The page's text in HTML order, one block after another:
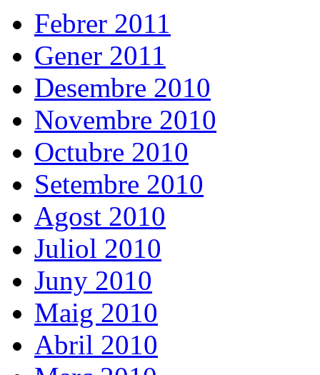
Febrer 2011
Gener 2011
Desembre 2010
Novembre 2010
Octubre 2010
Setembre 2010
Agost 2010
Juliol 2010
Juny 2010
Maig 2010
Abril 2010